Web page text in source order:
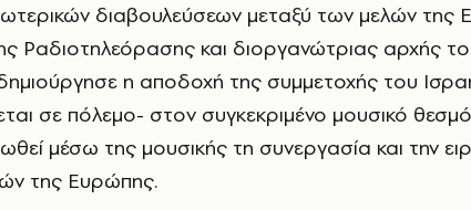
διαβουλεύσεων μεταξύ των μελών της
Ραδιοτηλεόρασης και διοργανώτριας αρχής
η αποδοχή της συμμετοχής του
σε πόλεμο- στον συγκεκριμένο μουσικό
μέσω της μουσικής τη συνεργασία και την
της Ευρώπης.